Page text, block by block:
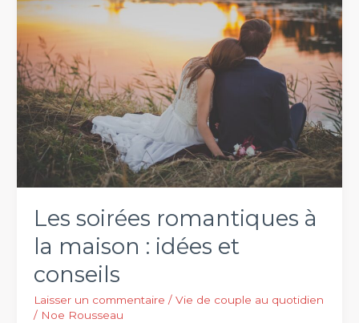
fondements
solides
Les soirées romantiques à
la maison : idées et
conseils
Laisser un commentaire / Vie de couple au quotidien
/ Noe Rousseau